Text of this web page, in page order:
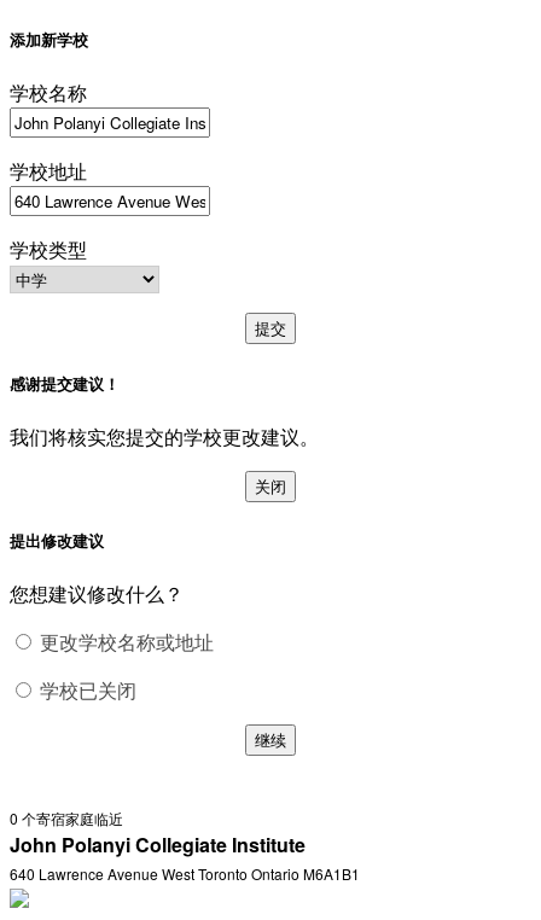
添加新学校
学校名称
学校地址
学校类型
提交
感谢提交建议！
我们将核实您提交的学校更改建议。
关闭
提出修改建议
您想建议修改什么？
更改学校名称或地址
学校已关闭
继续
0 个寄宿家庭临近
John Polanyi Collegiate Institute
640 Lawrence Avenue West Toronto Ontario M6A1B1